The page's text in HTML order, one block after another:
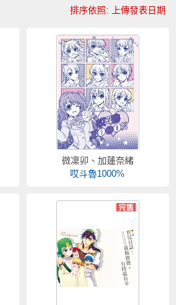
排序依照: 上傳發表日期
微凜卯、加蓮奈緒
哎斗魯1000%